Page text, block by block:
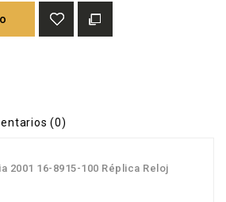
(0)
2001 16-8915-100 Réplica Reloj